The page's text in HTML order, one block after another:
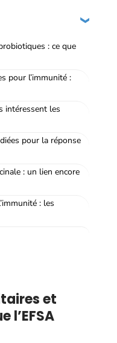
: ce que
pour l’immunité :
intéressent les
pour la réponse
: un lien encore
: les
et
l’EFSA